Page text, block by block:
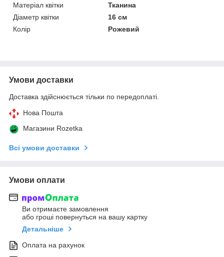
Матеріал квітки
Тканина
Діаметр квітки
16 см
Колір
Рожевий
Умови доставки
Доставка здійснюється тільки по передоплаті.
Нова Пошта
Магазини Rozetka
Всі умови доставки
Умови оплати
Ви отримаєте замовлення
або гроші повернуться на вашу картку
Детальніше
Оплата на рахунок